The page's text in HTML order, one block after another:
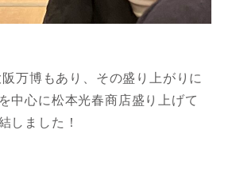
万博もあり、その盛り上がりに
中心に松本光春商店盛り上げて
しました！